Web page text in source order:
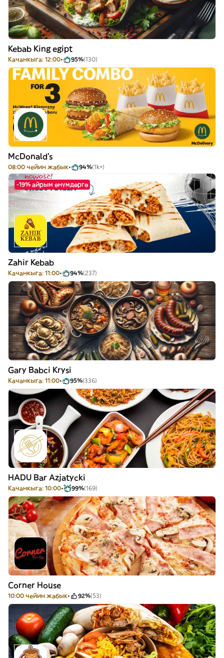
Kebab King egipt
Качанкыга: 12:00 95%(130)
McDonald's
08:00 чейин жабык 94%(1k+)
-19% айрым өнүмдөргө
Zahir Kebab
Качанкыга: 11:00 94%(237)
Gary Babci Krysi
Качанкыга: 11:00 95%(336)
HADU Bar Azjatycki
Качанкыга: 10:00 99%(169)
Corner House
10:00 чейин жабык 92%(53)